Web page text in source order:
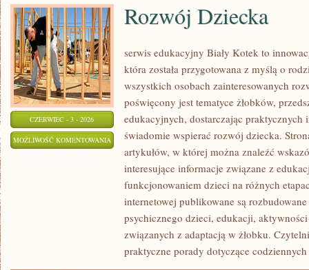
CZERWIEC - 3 - 2026
MOŻLIWOŚĆ KOMENTOWANIA ROZWÓJ
DZIECKA
Rozwój Dziecka
serwis edukacyjny Biały Kotek to
która została przygotowana z myślą o
wszystkich osobach zainteresowanych
poświęcony jest tematyce żłobków,
edukacyjnych, dostarczając
świadomie wspierać rozwój dziecka.
artykułów, w której można znaleźć
interesujące informacje związane z
funkcjonowaniem dzieci na różnych
internetowej publikowane są
psychicznego dzieci, edukacji,
związanych z adaptacją w żłobku.
praktyczne porady dotyczące